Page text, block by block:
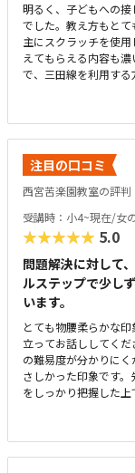
明るく、子どもへの
でした。教え方もと
主にスクラッチを使
えてもらえる内容も
で、三田線を利用す
少ない住宅街なので
きる雰囲気です。パ
なども教えていただ
心的な料金設定だと
予算内に通えてよかっ
心感があるところが
ところや、子どもが体
りました。1授業が決
られればもっと良かっ
注目の口コミ
西宮苦楽園教室の評判
受講時：小4~現在/女
★★★★★ 5.0
問題解決に対して
ルステップで少し
います。
とても物腰柔らかな
立ってお話ししてく
の難易度が分かりに
さしかった印象です
をしっかり把握した
りました。実際、3月
説明があり、柔軟に
圏内でとても便利で
の事で、移転後も通